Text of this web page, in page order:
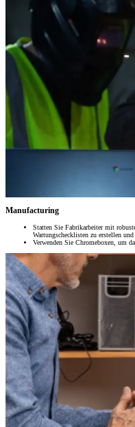
Manufacturing
Statten Sie Fabrikarbeiter mit
Wartungschecklisten zu erstellen
Verwenden Sie Chromeboxen, um